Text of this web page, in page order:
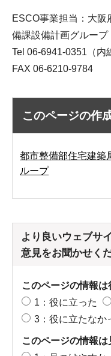
ESCO事業担当：大阪
備課設備計画グループ
Tel 06-6941-0351（内
FAX 06-6210-9784
このページの作
都市整備部住宅建築
ループ
より良いウェブサ
意見をお聞かせく
このページの情報
1：役に立った
3：役に立たなか
このページの情報